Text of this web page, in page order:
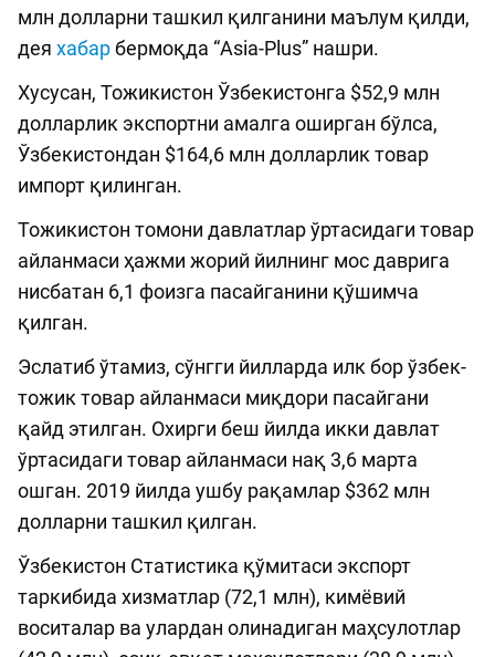
млн долларни ташкил қилганини маълум қилди,
дея хабарбермоқда “Asia-Plus” нашри.
Хусусан, Тожикистон Ўзбекистонга $52,9 млн
долларлик экспортни амалга оширган бўлса,
Ўзбекистондан $164,6 млн долларлик товар
импорт қилинган.
Тожикистон томони давлатлар ўртасидаги товар
айланмаси ҳажми жорий йилнинг мос даврига
нисбатан 6,1 фоизга пасайганини қўшимча
қилган.
Эслатиб ўтамиз, сўнгги йилларда илк бор ўзбек-
тожик товар айланмаси миқдори пасайгани
қайд этилган. Охирги беш йилда икки давлат
ўртасидаги товар айланмаси нақ 3,6 марта
ошган. 2019 йилда ушбу рақамлар $362 млн
долларни ташкил қилган.
Ўзбекистон Статистика қўмитаси экспорт
таркибида хизматлар (72,1 млн), кимёвий
воситалар ва улардан олинадиган маҳсулотлар